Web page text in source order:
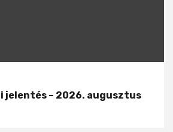
jelentés – 2026. augusztus